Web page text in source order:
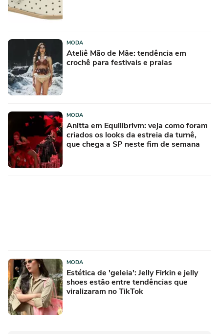
MODA
Ateliê Mão de Mãe: tendência em
crochê para festivais e praias
MODA
Anitta em Equilibrivm: veja como foram
criados os looks da estreia da turnê,
que chega a SP neste fim de semana
MODA
Estética de 'geleia': Jelly Firkin e jelly
shoes estão entre tendências que
viralizaram no TikTok